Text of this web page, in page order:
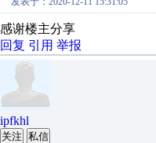
感谢楼主分享
回复 引用 举报
ipfkhl
关注 私信